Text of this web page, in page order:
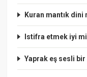
Kuran mantık dini
Istifra etmek iyi
Yaprak eş sesli